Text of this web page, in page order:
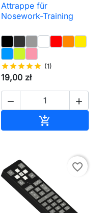
Attrappe für
Nosework-Training
starstarstarstarstar (1)
19,00 zł
 

favorite_border